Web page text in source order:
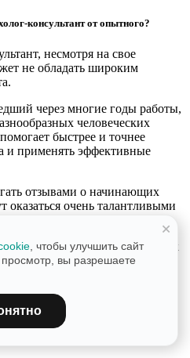
консультант от опытного?
несмотря на свое
не обладать широким
через многие годы работы,
человеческих
быстрее и точнее
и применять эффективные
отзывами о начинающих
оказаться очень талантливыми
отзывы клиентов и подход к
кто больше подходит для
включает в себя несколько
, чтобы улучшить сайт
вы разрешаете
+